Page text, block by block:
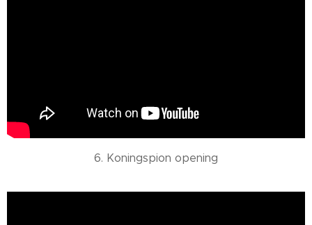
6. Koningspion opening